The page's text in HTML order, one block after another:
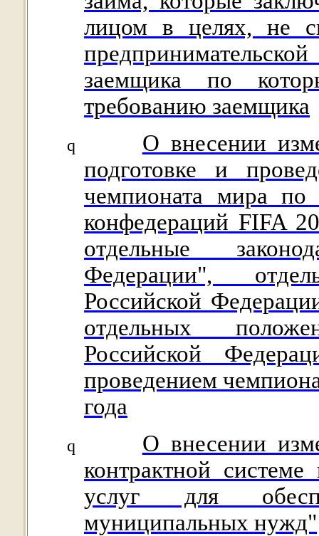
лицом в целях, не
заемщика по
требованию заемщика
q
О внесении
подготовке и
чемпионата мира
конфедераций FIFA
отдельные
Федерации",
Российской
отдельных
Российской
проведением
года
q
О внесении
контрактной
услуг для
муниципальных нужд"